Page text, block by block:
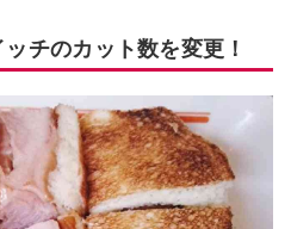
チのカット数を変更！